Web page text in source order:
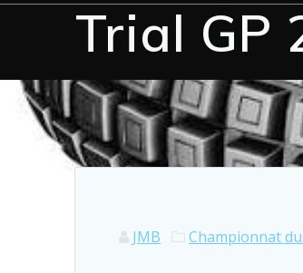
Trial GP
JMB Championnat